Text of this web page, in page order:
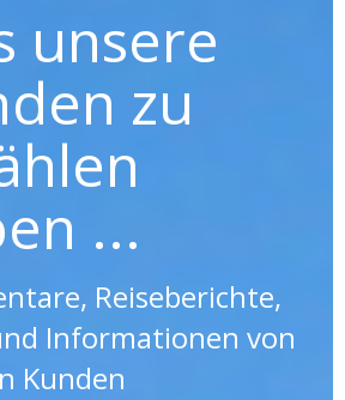
unsere
zu
...
Reiseberichte,
Informationen von
Kunden